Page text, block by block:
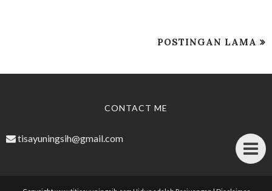
POSTINGAN LAMA
CONTACT ME
tisayuningsih@gmail.com